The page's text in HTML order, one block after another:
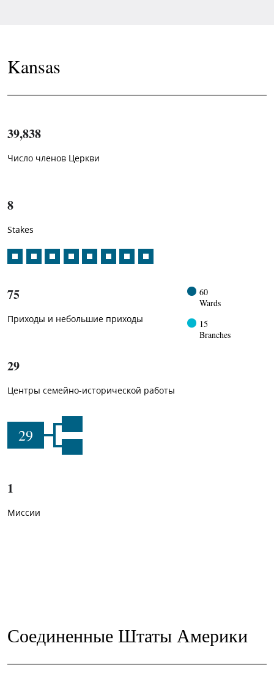
Kansas
39,838
Число членов Церкви
1 -in-
8
Stakes
75
Приходы и небольшие приходы
60
Wards
15
Branches
29
Центры семейно-исторической работы
29
1
Миссии
Соединенные Штаты Америки